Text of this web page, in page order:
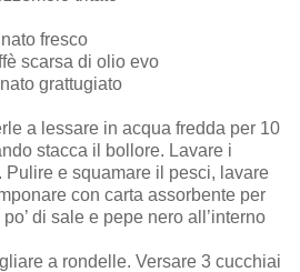
fresco
scarsa di olio evo
grattugiato
a lessare in acqua fredda per 10
stacca il bollore. Lavare i
e squamare il pesci, lavare
con carta assorbente per
di sale e pepe nero all’interno
a rondelle. Versare 3 cucchiai